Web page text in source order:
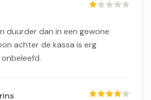
duurder dan in een gewone
achter de kassa is erg